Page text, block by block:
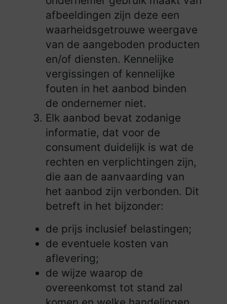
afbeeldingen zijn deze een
waarheidsgetrouwe weergave
van de aangeboden producten
en/of diensten. Kennelijke
vergissingen of kennelijke
fouten in het aanbod binden
de ondernemer niet.
Elk aanbod bevat zodanige
informatie, dat voor de
consument duidelijk is wat de
rechten en verplichtingen zijn,
die aan de aanvaarding van
het aanbod zijn verbonden. Dit
betreft in het bijzonder:
de prijs inclusief belastingen;
de eventuele kosten van
aflevering;
de wijze waarop de
overeenkomst tot stand zal